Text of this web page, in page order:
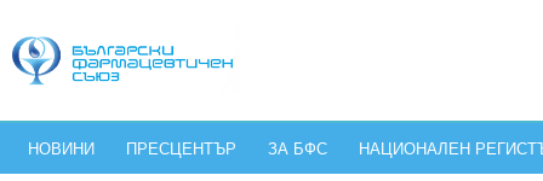
НОВИНИ ПРЕСЦЕНТЪР ЗА БФС НАЦИОНАЛЕН